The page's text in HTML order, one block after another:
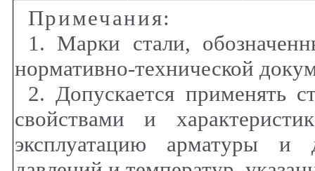
Примечания:
1. Марки стали,
нормативно-технической
2. Допускается применять
свойствами и
эксплуатацию арматуры и